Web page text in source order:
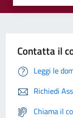
Contatta il
Leggi le
Richiedi
Chiama il